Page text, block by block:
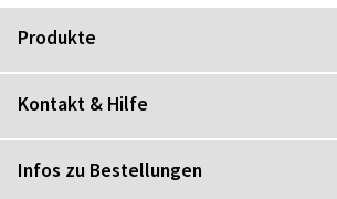
Produkte
Kontakt & Hilfe
Infos zu Bestellungen